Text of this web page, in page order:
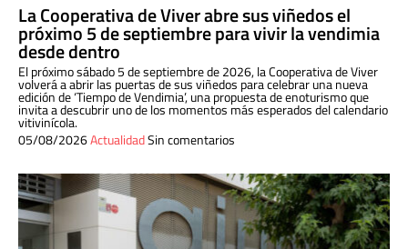
La Cooperativa de Viver abre sus viñedos el
próximo 5 de septiembre para vivir la vendimia
desde dentro
El próximo sábado 5 de septiembre de 2026, la Cooperativa de Viver
volverá a abrir las puertas de sus viñedos para celebrar una nueva
edición de ‘Tiempo de Vendimia’, una propuesta de enoturismo que
invita a descubrir uno de los momentos más esperados del calendario
vitivinícola.
05/08/2026ActualidadSin comentarios